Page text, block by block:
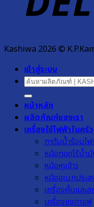
Kashiwa 2026 ©
เข้าสู่ระบบ
ค้นหา:
หน้าหลัก
ผลิตภัณฑ์ของเรา
เครื่องใช้ไฟฟ้าในครัว
กาต้มน้ำร้อนไ
หม้อทอดไร้น้ำ
หม้อหุงข้าว
หม้ออเนกประ
เครื่องคั้นและ
เครื่องชงกาแฟ